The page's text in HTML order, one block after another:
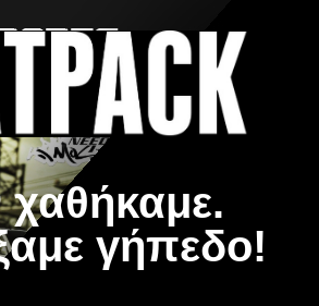
χαθήκαμε.
γήπεδο!